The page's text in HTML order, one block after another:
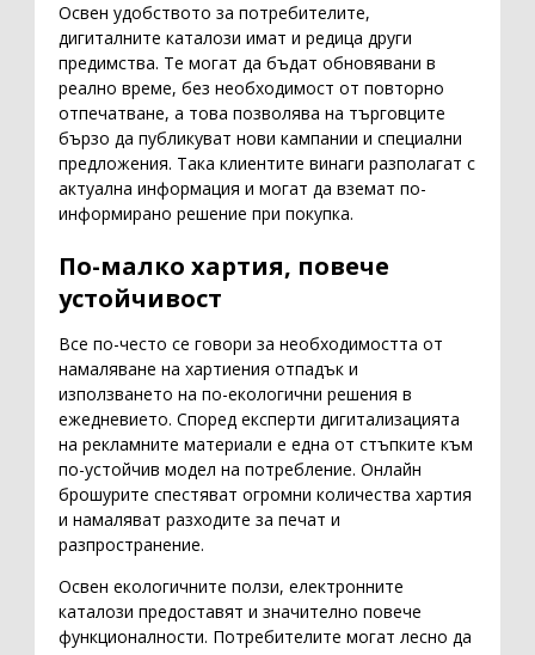
Освен удобството за потребителите,
дигиталните каталози имат и редица други
предимства. Те могат да бъдат обновявани в
реално време, без необходимост от повторно
отпечатване, а това позволява на търговците
бързо да публикуват нови кампании и специални
предложения. Така клиентите винаги разполагат с
актуална информация и могат да вземат по-
информирано решение при покупка.
По-малко хартия, повече
устойчивост
Все по-често се говори за необходимостта от
намаляване на хартиения отпадък и
използването на по-екологични решения в
ежедневието. Според експерти дигитализацията
на рекламните материали е една от стъпките към
по-устойчив модел на потребление. Онлайн
брошурите спестяват огромни количества хартия
и намаляват разходите за печат и
разпространение.
Освен екологичните ползи, електронните
каталози предоставят и значително повече
функционалности. Потребителите могат лесно да